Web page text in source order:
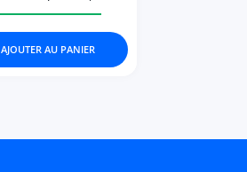
Augmenter la quantité de
Augmenter la quantité de Solid Color
AJOUTER AU PANIER